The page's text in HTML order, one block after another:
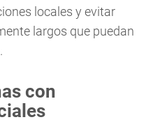
locales y evitar
largos que puedan
con